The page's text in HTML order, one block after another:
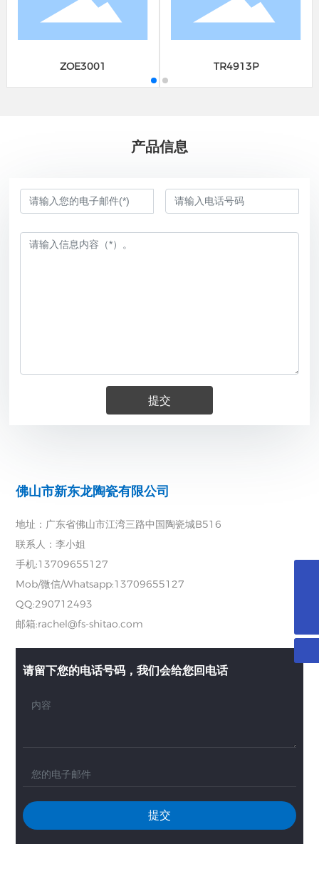
ZOE3001 TR4913P
产品信息
提交
佛山市新东龙陶瓷有限公司
地址：广东省佛山市江湾三路中国陶瓷城B516
联系人：李小姐
手机:13709655127
Mob/微信/Whatsapp:13709655127
QQ:290712493
邮箱:rachel@fs-shitao.com
请留下您的电话号码，我们会给您回电话
提交
rachel@fs-shitao.com